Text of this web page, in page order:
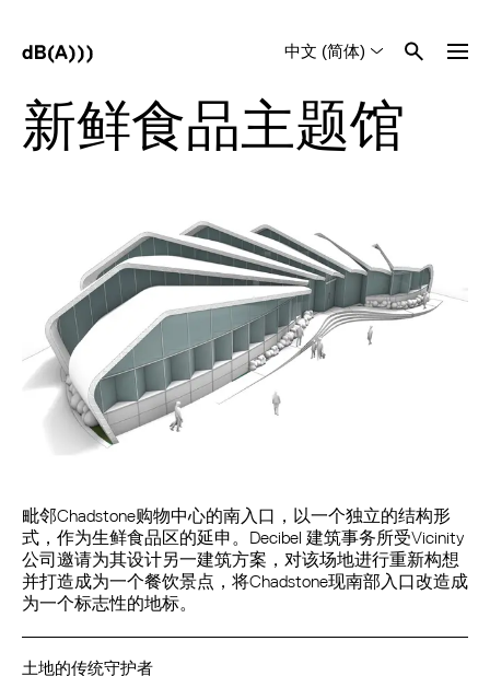
中文 (简体)
新鲜食品主题馆
毗邻Chadstone购物中心的南入口，以一个独立的结构形
式，作为生鲜食品区的延申。Decibel 建筑事务所受Vicinity
公司邀请为其设计另一建筑方案，对该场地进行重新构想
并打造成为一个餐饮景点，将Chadstone现南部入口改造成
为一个标志性的地标。
土地的传统守护者